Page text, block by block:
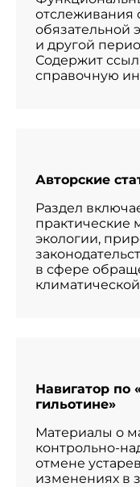
отслеживания
обязательной
и другой
Содержит
справочную
Авторские
Раздел
практические
экологии,
в сфере
Навигатор по
гильотине»
Материалы о
контрольно-
отмене
изменениях в